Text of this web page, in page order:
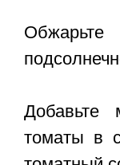
Добавьте
томаты в